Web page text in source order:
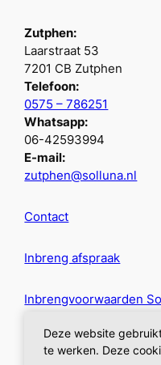
Zutphen:
Laarstraat 53
7201 CB Zutphen
Telefoon:
0575 – 786251
Whatsapp:
06-42593994
E-mail:
zutphen@solluna.nl
Contact
Inbreng afspraak
Inbrengvoorwaarden
Privacybeleid
Deze website
te werken. Deze